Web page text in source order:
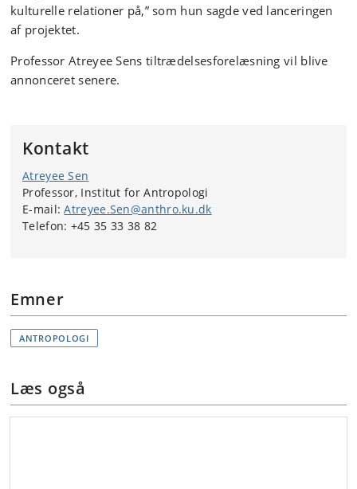
kulturelle relationer på,” som hun sagde ved lanceringen
af projektet.
Professor Atreyee Sens tiltrædelsesforelæsning vil blive
annonceret senere.
Kontakt
Atreyee Sen
Professor, Institut for Antropologi
E-mail:Atreyee.Sen@anthro.ku.dk
Telefon: +45 35 33 38 82
Emner
ANTROPOLOGI
Læs også